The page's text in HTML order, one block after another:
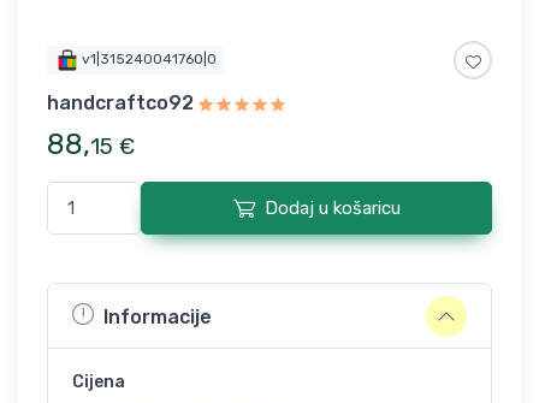
v1|315240041760|0
handcraftco92
88,15 €
Dodaj u košaricu
Informacije
Cijena